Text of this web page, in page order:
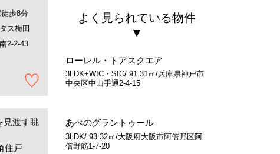
歩8分
ス梅田
2-2-43
見渡す眺
住戸
よく見られている物件
ローレル・トアスクエア
3LDK+WIC・SIC/ 91.31㎡/兵庫県神戸市
中央区中山手通2-4-15
あべのグラントゥール
3LDK/ 93.32㎡/大阪府大阪市阿倍野区阿
倍野筋1-7-20